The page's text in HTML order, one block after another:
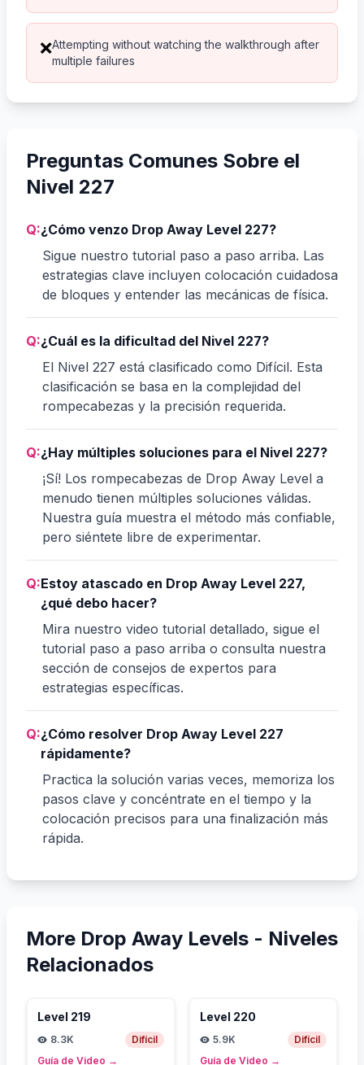
❌Attempting without watching the walkthrough after
multiple failures
Preguntas Comunes Sobre el
Nivel 227
Q:¿Cómo venzo Drop Away Level 227?
Sigue nuestro tutorial paso a paso arriba. Las
estrategias clave incluyen colocación cuidadosa
de bloques y entender las mecánicas de física.
Q:¿Cuál es la dificultad del Nivel 227?
El Nivel 227 está clasificado como Difícil. Esta
clasificación se basa en la complejidad del
rompecabezas y la precisión requerida.
Q:¿Hay múltiples soluciones para el Nivel 227?
¡Sí! Los rompecabezas de Drop Away Level a
menudo tienen múltiples soluciones válidas.
Nuestra guía muestra el método más confiable,
pero siéntete libre de experimentar.
Q:Estoy atascado en Drop Away Level 227,
¿qué debo hacer?
Mira nuestro video tutorial detallado, sigue el
tutorial paso a paso arriba o consulta nuestra
sección de consejos de expertos para
estrategias específicas.
Q:¿Cómo resolver Drop Away Level 227
rápidamente?
Practica la solución varias veces, memoriza los
pasos clave y concéntrate en el tiempo y la
colocación precisos para una finalización más
rápida.
More Drop Away Levels - Niveles
Relacionados
Level 219
8.3K
Difícil
Guía de Video →
Level 220
5.9K
Difícil
Guía de Video →